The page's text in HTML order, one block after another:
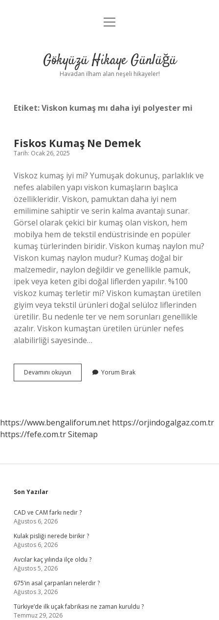
Anasayfa
Yasal Uyarı
menüyü
Gökyüzü Hikaye Günlüğü
Havadan ilham alan neşeli hikayeler!
Etiket:Viskon kumaş mı daha iyi polyester mi
Fiskos Kumaş Ne Demek
Tarih: Ocak 26, 2025
Viskoz kumaş iyi mi? Yumuşak dokunuş, parlaklık ve
nefes alabilen yapı viskon kumaşların başlıca
özellikleridir. Viskon, pamuktan daha iyi nem
emilimine sahiptir ve serin kalma avantajı sunar.
Görsel olarak çekici bir kumaş olan viskon, hem
mobilya hem de tekstil endüstrisinde en popüler
kumaş türlerinden biridir. Viskon kumaş naylon mu?
Viskon kumaş naylon mudur? Kumaş doğal bir
malzemedir, naylon değildir ve genellikle pamuk,
ipek veya keten gibi doğal liflerden yapılır. %100
viskoz kumaş terletir mi? Viskon kumaştan üretilen
giyim veya tekstil ürünleri doğal selüloz liflerinden
üretilir. Bu nedenle ter ve nem sorunları genellikle
azalır. Viskon kumaştan üretilen ürünler nefes
alabilirliği sayesinde…
Devamını okuyun
Kumaş
Yorum Bırak
https://www.bengaliforum.net https://orjindogalgaz.com.tr
https://fefe.com.trSitemap
Sidebar
Son Yazılar
CAD ve CAM farkı nedir ?
Ağustos 6, 2026
Kulak pisliği nerede birikir ?
Ağustos 6, 2026
Avcılar kaç yılında ilçe oldu ?
Ağustos 5, 2026
675’in asal çarpanları nelerdir ?
Ağustos 3, 2026
Türkiye’de ilk uçak fabrikası ne zaman kuruldu ?
Temmuz 29, 2026